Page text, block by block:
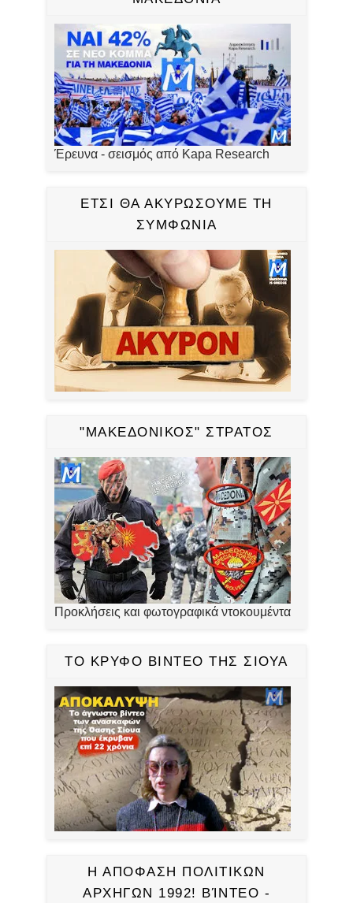
Έρευνα - σεισμός από Kapa Research
ΕΤΣΙ ΘΑ ΑΚΥΡΩΣΟΥΜΕ ΤΗ
ΣΥΜΦΩΝΙΑ
"ΜΑΚΕΔΟΝΙΚΟΣ" ΣΤΡΑΤΟΣ
Προκλήσεις και φωτογραφικά ντοκουμέντα
ΤΟ ΚΡΥΦΟ ΒΙΝΤΕΟ ΤΗΣ ΣΙΟΥΑ
Η ΑΠΟΦΑΣΗ ΠΟΛΙΤΙΚΩΝ
ΑΡΧΗΓΩΝ 1992! ΒΊΝΤΕΟ -